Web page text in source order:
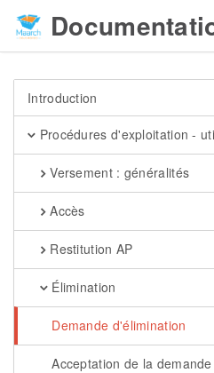
Introduction
Procédures d'exploitation -
Versement : généralités
Accès
Restitution AP
Élimination
Demande d'élimination
Acceptation de la demande